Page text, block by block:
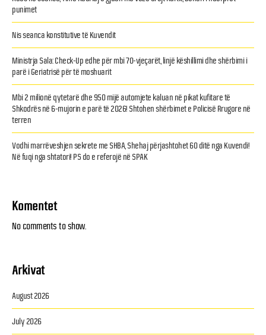
punimet
Nis seanca konstitutive të Kuvendit
Ministrja Sala: Check-Up edhe për mbi 70-vjeçarët, linjë këshillimi dhe shërbimi i
parë i Geriatrisë për të moshuarit
Mbi 2 milionë qytetarë dhe 950 mijë automjete kaluan në pikat kufitare të
Shkodrës në 6-mujorin e parë të 2026! Shtohen shërbimet e Policisë Rrugore në
terren
Vodhi marrëveshjen sekrete me SHBA, Shehaj përjashtohet 60 ditë nga Kuvendi!
Në fuqi nga shtatori! PS do e referojë në SPAK
Komentet
No comments to show.
Arkivat
August 2026
July 2026